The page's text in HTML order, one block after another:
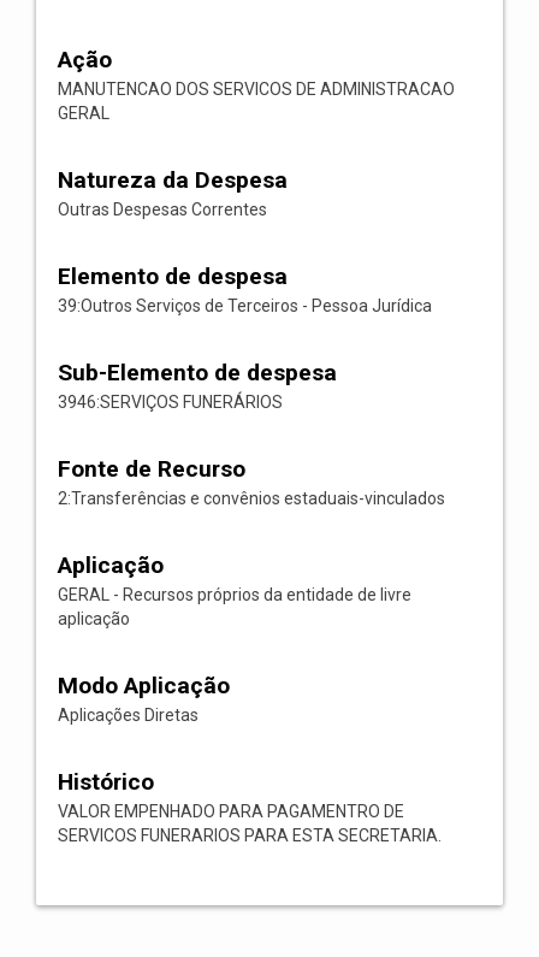
Ação
MANUTENCAO DOS SERVICOS DE ADMINISTRACAO
GERAL
Natureza da Despesa
Outras Despesas Correntes
Elemento de despesa
39:Outros Serviços de Terceiros - Pessoa Jurídica
Sub-Elemento de despesa
3946:SERVIÇOS FUNERÁRIOS
Fonte de Recurso
2:Transferências e convênios estaduais-vinculados
Aplicação
GERAL - Recursos próprios da entidade de livre
aplicação
Modo Aplicação
Aplicações Diretas
Histórico
VALOR EMPENHADO PARA PAGAMENTRO DE
SERVICOS FUNERARIOS PARA ESTA SECRETARIA.